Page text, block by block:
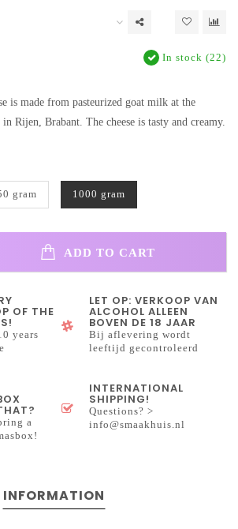
In stock (22)
is made from pasteurized goat milk at the
Rijen, Brabant. The cheese is tasty and creamy.
gram 1000 gram
ADD TO CART
OF THE
years
LET OP: VERKOOP VAN
ALCOHOL ALLEEN
BOVEN DE 18 JAAR
Bij aflevering wordt
leeftijd gecontroleerd
a
INTERNATIONAL
SHIPPING!
Questions? >
info@smaakhuis.nl
INFORMATION